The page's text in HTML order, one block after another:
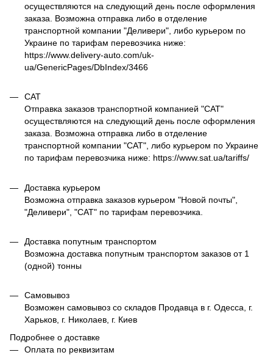
осуществляются на следующий день после оформления
заказа. Возможна отправка либо в отделение
транспортной компании "Деливери", либо курьером по
Украине по тарифам перевозчика ниже:
https://www.delivery-auto.com/uk-
ua/GenericPages/DbIndex/3466
САТ
Отправка заказов транспортной компанией "САТ"
осуществляются на следующий день после оформления
заказа. Возможна отправка либо в отделение
транспортной компании "САТ", либо курьером по Украине
по тарифам перевозчика ниже: https://www.sat.ua/tariffs/
Доставка курьером
Возможна отправка заказов курьером "Новой почты",
"Деливери", "САТ" по тарифам перевозчика.
Доставка попутным транспортом
Возможна доставка попутным транспортом заказов от 1
(одной) тонны
Самовывоз
Возможен самовывоз со складов Продавца в г. Одесса, г.
Харьков, г. Николаев, г. Киев
Подробнее о доставке
Оплата по реквизитам